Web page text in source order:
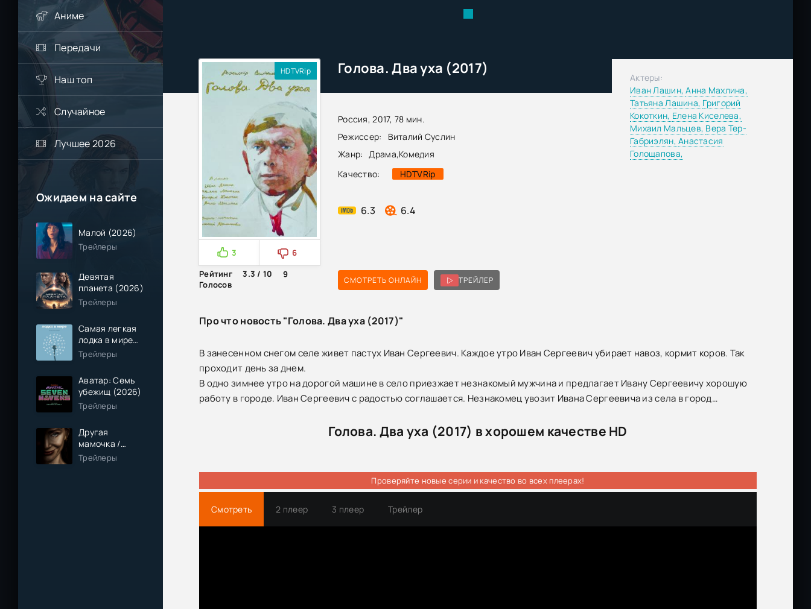
Аниме
Передачи
Наш топ
Случайное
Лучшее 2026
Ожидаем на сайте
Малой (2026)
Трейлеры
Девятая
планета (2026)
Трейлеры
Самая легкая
лодка в мире
(2026)
Трейлеры
Аватар: Семь
убежищ (2026)
Трейлеры
Другая
мамочка /
Чужая мама
(2026)
Трейлеры
Голова. Два уха (2017)
Россия, 2017, 78 мин.
Режиссер:
Виталий Суслин
Жанр:
Драма,Комедия
Качество:
HDTVRip
6.3 6.4
HDTVRip
3
6
Рейтинг
3.3 / 10
9
Голосов
СМОТРЕТЬ ОНЛАЙН ТРЕЙЛЕР
Актеры:
Иван Лашин,Анна Махлина,
Татьяна Лашина, Григорий
Кокоткин, Елена Киселева,
Михаил Мальцев, Вера Тер-
Габриэлян,Анастасия
Голощапова,
Про что новость "Голова. Два уха (2017)"
В занесенном снегом селе живет пастух Иван Сергеевич. Каждое утро Иван Сергеевич убирает навоз, кормит коров. Так
проходит день за днем.
В одно зимнее утро на дорогой машине в село приезжает незнакомый мужчина и предлагает Ивану Сергеевичу хорошую
работу в городе. Иван Сергеевич с радостью соглашается. Незнакомец увозит Ивана Сергеевича из села в город…
Голова. Два уха (2017) в хорошем качестве HD
Проверяйте новые серии и качество во всех плеерах!
Смотреть 2 плеер 3 плеер Трейлер